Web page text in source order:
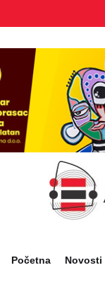
Početna
Novosti